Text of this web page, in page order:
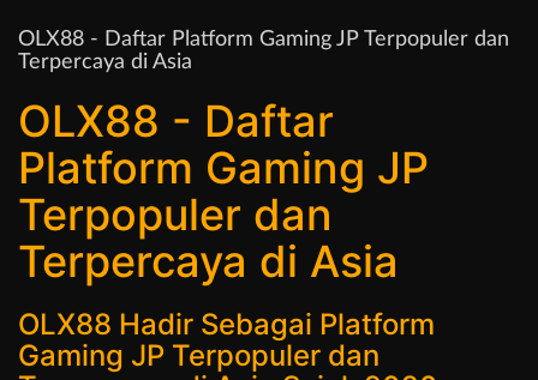
OLX88 - Daftar Platform Gaming JP Terpopuler dan
Terpercaya di Asia
OLX88 - Daftar
Platform Gaming JP
Terpopuler dan
Terpercaya di Asia
OLX88 Hadir Sebagai Platform
Gaming JP Terpopuler dan